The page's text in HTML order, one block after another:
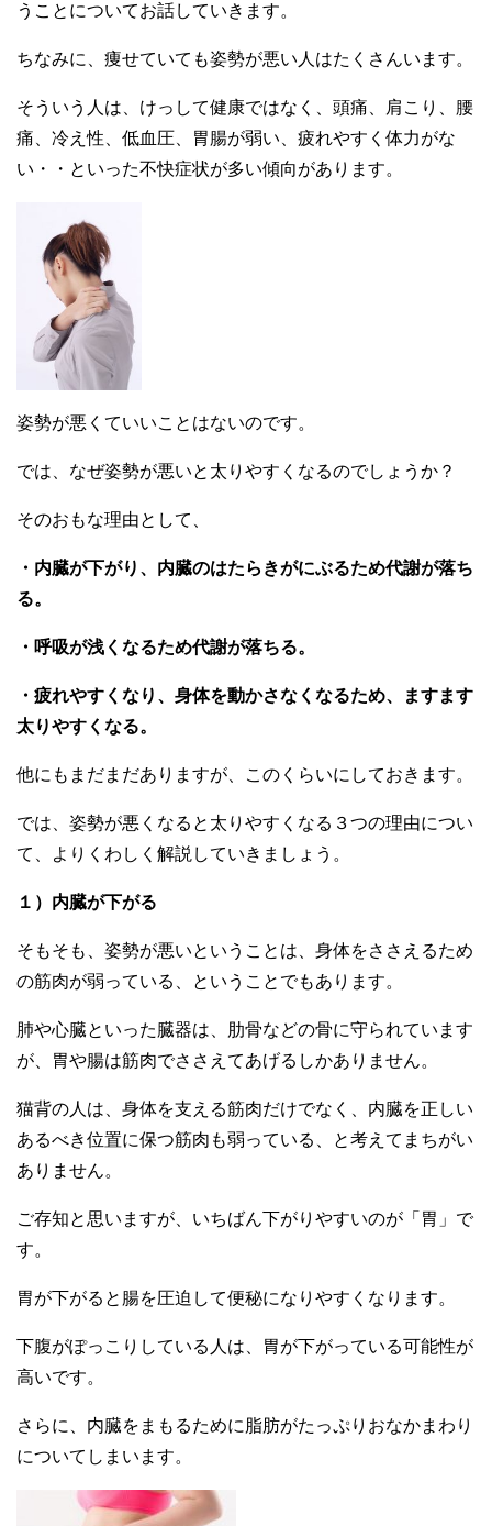
うことについてお話していきます。
ちなみに、痩せていても姿勢が悪い人はたくさんいます。
そういう人は、けっして健康ではなく、頭痛、肩こり、腰
痛、冷え性、低血圧、胃腸が弱い、疲れやすく体力がな
い・・といった不快症状が多い傾向があります。
姿勢が悪くていいことはないのです。
では、なぜ姿勢が悪いと太りやすくなるのでしょうか？
そのおもな理由として、
・ 内臓が下がり、内臓のはたらきがにぶるため代謝が落ち
る。
・呼吸が浅くなるため代謝が落ちる。
・疲れやすくなり、身体を動かさなくなるため、ますます
太りやすくなる。
他にもまだまだありますが、このくらいにしておきます。
では、姿勢が悪くなると太りやすくなる３つの理由につい
て、よりくわしく解説していきましょう。
１）内臓が下がる
そもそも、姿勢が悪いということは、身体をささえるため
の筋肉が弱っている、ということでもあります。
肺や心臓といった臓器は、肋骨などの骨に守られています
が、胃や腸は筋肉でささえてあげるしかありません。
猫背の人は、身体を支える筋肉だけでなく、内臓を正しい
あるべき位置に保つ筋肉も弱っている、と考えてまちがい
ありません。
ご存知と思いますが、いちばん下がりやすいのが「胃」で
す。
胃が下がると腸を圧迫して便秘になりやすくなります。
下腹がぽっこりしている人は、胃が下がっている可能性が
高いです。
さらに、内臓をまもるために脂肪がたっぷりおなかまわり
についてしまいます。